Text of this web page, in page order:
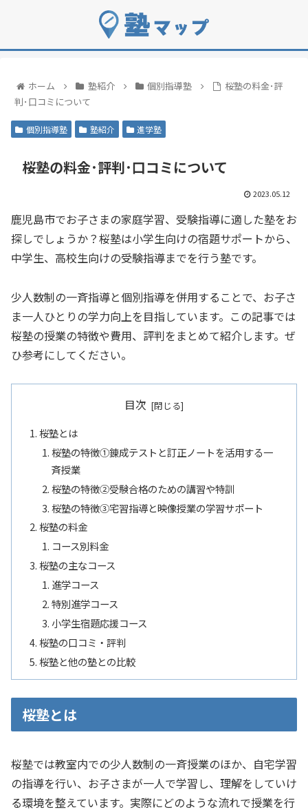
ホーム 塾紹介 個別指導塾
桜塾の料金･評
判･口コミについて
個別指導塾 塾紹介 進学塾
桜塾の料金･評判･口コミについて
2023.05.12
鹿児島市でお子さまの家庭学習、受験指導に適した塾をお
探しでしょうか？桜塾は小学生向けの宿題サポートから、
中学生、高校生向けの受験指導までを行う塾です。
少人数制の一斉指導と個別指導を併用することで、お子さ
ま一人ひとりの学力向上を目指しています。この記事では
桜塾の授業の特徴や費用、評判をまとめて紹介します。ぜ
ひ参考にしてください。
目次
桜塾とは
桜塾の特徴①錬成テストと訂正ノートを活用する一
斉授業
桜塾の特徴②受験合格のための講習や特訓
桜塾の特徴➂宅習指導と映像授業の学習サポート
桜塾の料金
コース別料金
桜塾の主なコース
進学コース
特別進学コース
小学生宿題応援コース
桜塾の口コミ・評判
桜塾と他の塾との比較
桜塾とは
桜塾では教室内での少人数制の一斉授業のほか、自宅学習
の指導を行い、お子さまが一人で学習し、理解をしていけ
る環境を整えています。実際にどのような流れで授業を行